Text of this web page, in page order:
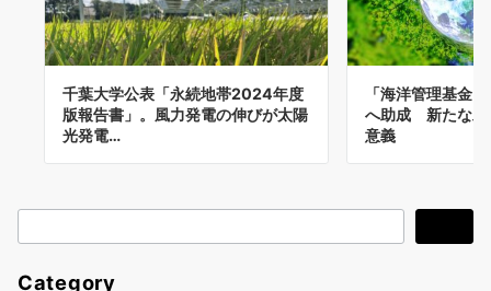
千葉大学公表「永続地帯2024年度
版報告書」。風力発電の伸びが太陽
光発電…
「海洋管理基金
へ助成 新たな助
意義
索
Category